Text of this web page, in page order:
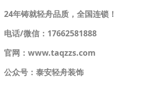
24年铸就轻舟品质，全国连锁！
电话/微信：17662581888
官网：www.taqzzs.com
公众号：泰安轻舟装饰